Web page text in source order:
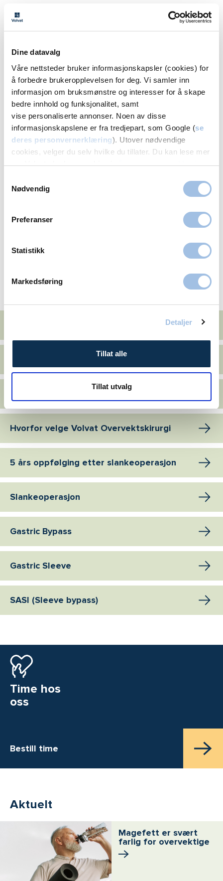
Dine datavalg
Våre nettsteder bruker informasjonskapsler (cookies) for
å forbedre brukeropplevelsen for deg. Vi samler inn
informasjon om bruksmønstre og interesser for å skape
bedre innhold og funksjonalitet, samt
vise personaliserte annonser. Noen av disse
informasjonskapslene er fra tredjepart, som Google (se
deres personvernerklæring). Utover nødvendige
cookies, velger du selv hvilke du tillater. Du kan lese mer
om Volvats bruk av cookies ivår personvernerklæring.
Nødvendig
Preferanser
Statistikk
Markedsføring
Detaljer
Tillat alle
Tillat utvalg
Legg igjen navn og nummer for å bli
oppringt
Navn
Telefonnummer
Hvorfor velge Volvat Overvektskirurgi
5 års oppfølging etter slankeoperasjon
Slankeoperasjon
Gastric Bypass
Gastric Sleeve
SASI (Sleeve bypass)
Time hos
oss
Bestill time
Aktuelt
Magefett er svært
farlig for overvektige